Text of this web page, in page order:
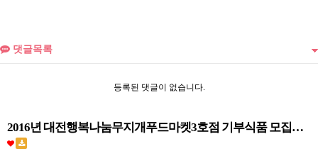
댓글목록
등록된 댓글이 없습니다.
2016년 대전행복나눔무지개푸드마켓3호점 기부식품 모집…